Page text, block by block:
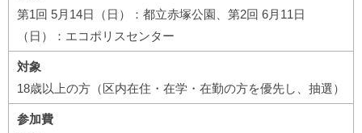
第1回 5月14日（日）：都立赤塚公園、第2回 6月11日
（日）：エコポリスセンター
対象
18歳以上の方（区内在住・在学・在勤の方を優先し、抽選）
参加費